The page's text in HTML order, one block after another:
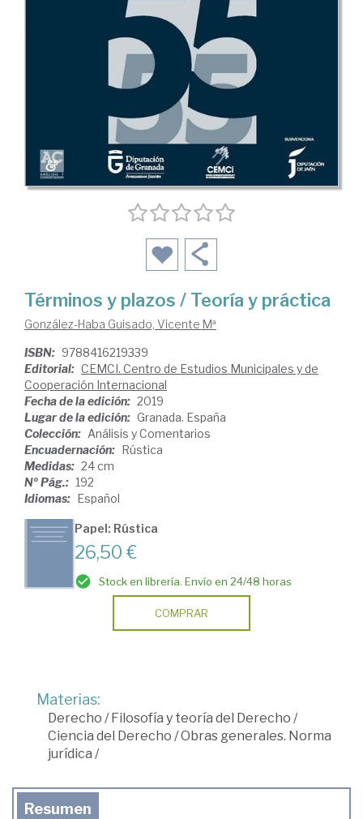
Términos y plazos / Teoría y práctica
González-Haba Guisado, Vicente Mª
ISBN: 9788416219339
Editorial: CEMCI. Centro de Estudios Municipales y de
Cooperación Internacional
Fecha de la edición: 2019
Lugar de la edición: Granada. España
Colección: Análisis y Comentarios
Encuadernación: Rústica
Medidas: 24 cm
Nº Pág.: 192
Idiomas: Español
Papel: Rústica
26,50 €
Stock en librería. Envío en 24/48 horas
COMPRAR
Materias:
Derecho / Filosofía y teoría del Derecho /
Ciencia del Derecho /Obras generales. Norma
jurídica /
Resumen